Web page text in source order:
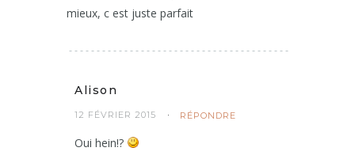
mieux, c est juste parfait
Alison
12 FÉVRIER 2015 RÉPONDRE
Oui hein!?